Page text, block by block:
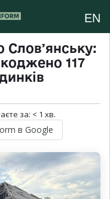
EN
Словʼянську:
117
за: < 1 хв.
в Google